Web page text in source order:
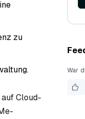
zu
auf Cloud-
War